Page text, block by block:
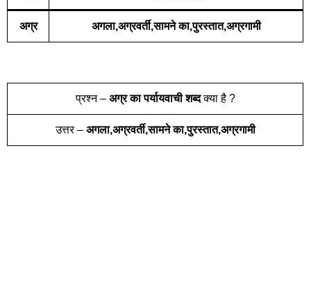
अग्र अगला,अग्रवर्ती,सामने का,पुरस्तात,अग्रगामी
प्रश्न – अग्र का पर्यायवाची शब्दक्या है ?
उत्तर – अगला,अग्रवर्ती,सामने का,पुरस्तात,अग्रगामी